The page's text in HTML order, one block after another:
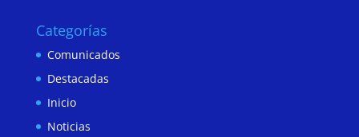
Categorías
Comunicados
Destacadas
Inicio
Noticias